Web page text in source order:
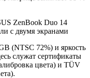
(NTSC 72%) и яркость
служат сертификаты
цвета) и TÜV